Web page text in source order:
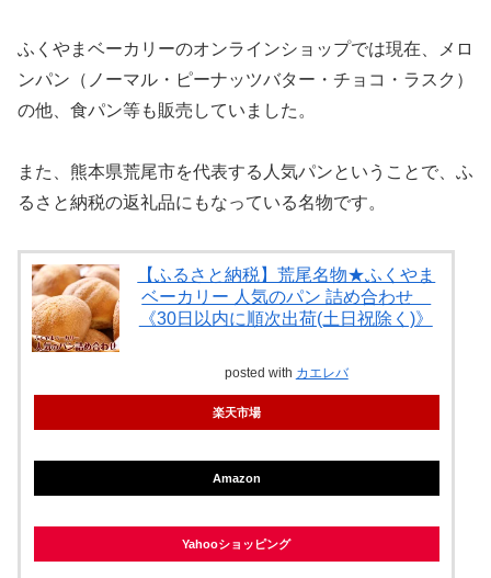
ふくやまベーカリーのオンラインショップでは現在、メロ
ンパン（ノーマル・ピーナッツバター・チョコ・ラスク）
の他、食パン等も販売していました。
また、熊本県荒尾市を代表する人気パンということで、ふ
るさと納税の返礼品にもなっている名物です。
【ふるさと納税】荒尾名物★ふくやま
ベーカリー 人気のパン 詰め合わせ
《30日以内に順次出荷(土日祝除く)》
posted with カエレバ
楽天市場
Amazon
Yahooショッピング